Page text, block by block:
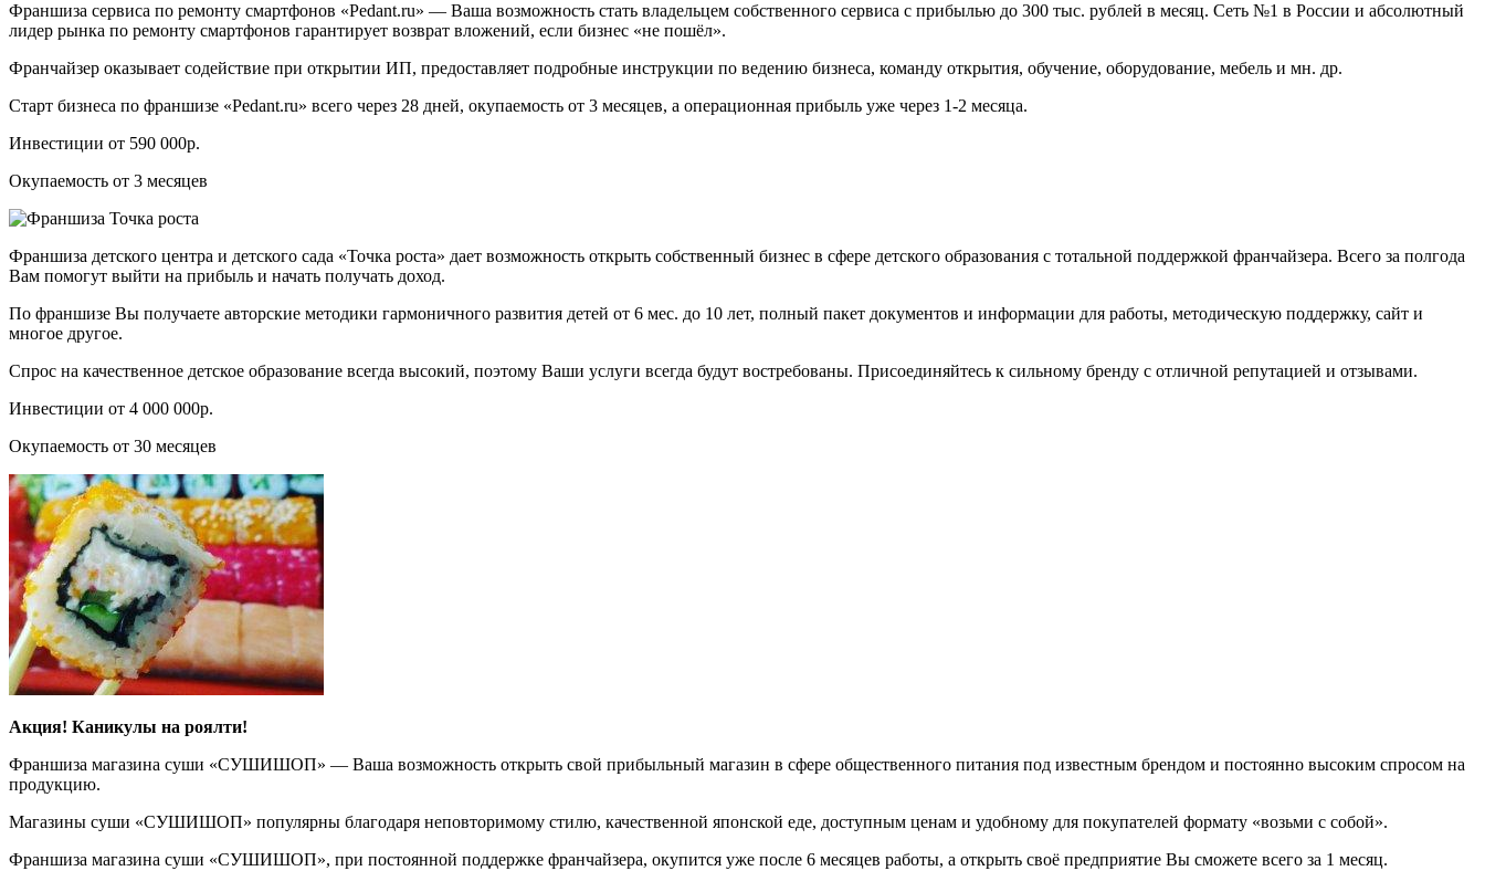
Франшиза сервиса по ремонту смартфонов «Pedant.ru» — Ваша возможность стать владельцем собственного сервиса с прибылью до 300 тыс. рублей в месяц. Сеть №1 в России и абсолютный
лидер рынка по ремонту смартфонов гарантирует возврат вложений, если бизнес «не пошёл».
Франчайзер оказывает содействие при открытии ИП, предоставляет подробные инструкции по ведению бизнеса, команду открытия, обучение, оборудование, мебель и мн. др.
Старт бизнеса по франшизе «Pedant.ru» всего через 28 дней, окупаемость от 3 месяцев, а операционная прибыль уже через 1-2 месяца.
Инвестиции от 590 000р.
Окупаемость от 3 месяцев
Франшиза детского центра и детского сада «Точка роста» дает возможность открыть собственный бизнес в сфере детского образования с тотальной поддержкой франчайзера. Всего за полгода
Вам помогут выйти на прибыль и начать получать доход.
По франшизе Вы получаете авторские методики гармоничного развития детей от 6 мес. до 10 лет, полный пакет документов и информации для работы, методическую поддержку, сайт и
многое другое.
Спрос на качественное детское образование всегда высокий, поэтому Ваши услуги всегда будут востребованы. Присоединяйтесь к сильному бренду с отличной репутацией и отзывами.
Инвестиции от 4 000 000р.
Окупаемость от 30 месяцев
Акция! Каникулы на роялти!
Франшиза магазина суши «СУШИШОП» — Ваша возможность открыть свой прибыльный магазин в сфере общественного питания под известным брендом и постоянно высоким спросом на
продукцию.
Магазины суши «СУШИШОП» популярны благодаря неповторимому стилю, качественной японской еде, доступным ценам и удобному для покупателей формату «возьми с собой».
Франшиза магазина суши «СУШИШОП», при постоянной поддержке франчайзера, окупится уже после 6 месяцев работы, а открыть своё предприятие Вы сможете всего за 1 месяц.